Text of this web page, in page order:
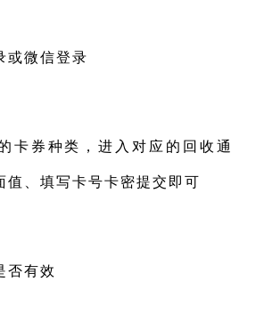
或微信登录
卡券种类，进入对应的回收通
值、填写卡号卡密提交即可
否有效